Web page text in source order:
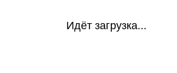
Идёт загрузка...